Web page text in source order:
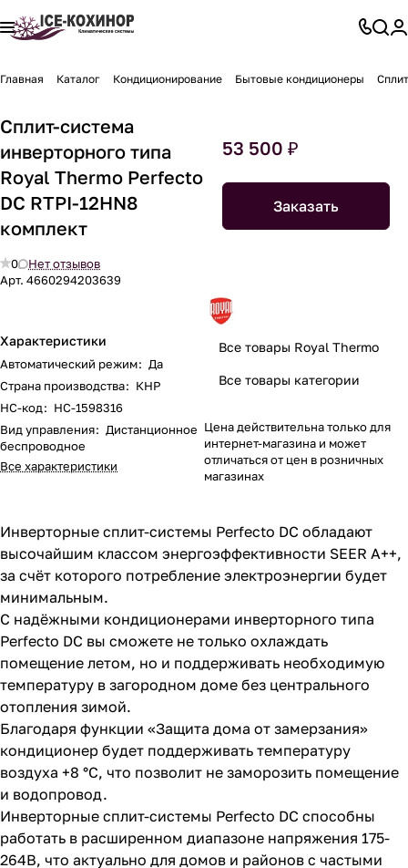
Главная Каталог Кондиционирование Бытовые кондиционеры
Сплит-система
инверторного типа
Royal Thermo Perfecto
DC RTPI-12HN8
комплект
0
Нет отзывов
Арт. 4660294203639
Характеристики
Автоматический режим: Да
Страна производства: КНР
НС-код: НС-1598316
Вид управления: Дистанционное
беспроводное
Все характеристики
53 500 ₽
Заказать
Все товары Royal Thermo
Все товары категории
Цена действительна только для
интернет-магазина и может
отличаться от цен в розничных
магазинах
Инверторные сплит-системы Perfecto DC обладают
высочайшим классом энергоэффективности SEER A++,
за счёт которого потребление электроэнергии будет
минимальным.
С надёжными кондиционерами инверторного типа
Perfecto DC вы сможете не только охлаждать
помещение летом, но и поддерживать необходимую
температуру в загородном доме без центрального
отопления зимой.
Благодаря функции «Защита дома от замерзания»
кондиционер будет поддерживать температуру
воздуха +8 °С, что позволит не заморозить помещение
и водопровод.
Инверторные сплит-системы Perfecto DC способны
работать в расширенном диапазоне напряжения 175-
264В, что актуально для домов и районов с частыми